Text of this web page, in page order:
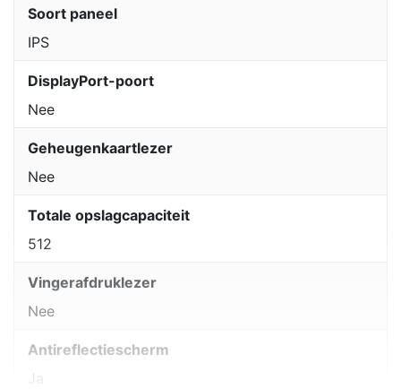
Soort paneel
IPS
DisplayPort-poort
Nee
Geheugenkaartlezer
Nee
Totale opslagcapaciteit
512
Vingerafdruklezer
Nee
Antireflectiescherm
Ja